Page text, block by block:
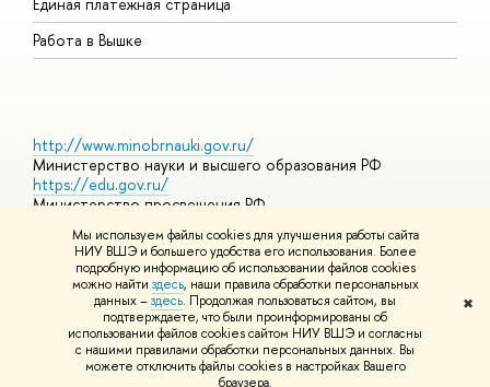
Мы используем файлы cookies для улучшения работы сайта
НИУ ВШЭ и большего удобства его использования. Более
подробную информацию об использовании файлов cookies
можно найти здесь, наши правила обработки персональных
данных –здесь. Продолжая пользоваться сайтом, вы
подтверждаете, что были проинформированы об
использовании файлов cookies сайтом НИУ ВШЭ и согласны
с нашими правилами обработки персональных данных. Вы
можете отключить файлы cookies в настройках Вашего
браузера.
✖
Работа в Вышке
http://www.minobrnauki.gov.ru/
Министерство науки и высшего образования РФ
https://edu.gov.ru/
Министерство просвещения РФ
https://elearning.hse.ru/mooc
Массовые открытые онлайн-курсы
© НИУ ВШЭ 1993–2026 Адреса и контактыУсловия
использования материалов Политика конфиденциальности
Шрифты HSE Sans и HSE Slab разработаны вШколе дизайна НИУ